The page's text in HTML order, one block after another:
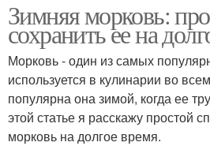
Зимняя морковь:
сохранить ее на
Морковь - один из самых
используется в кулинарии во
популярна она зимой, когда ее
этой статье я расскажу простой
морковь на долгое время.